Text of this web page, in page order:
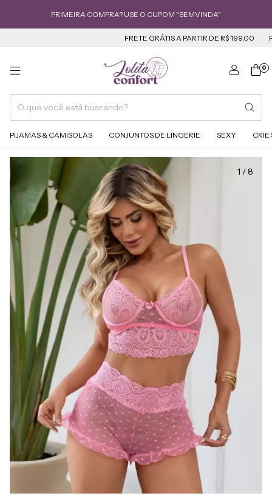
PRIMEIRA COMPRA? USE O CUPOM "BEMVINDA"
FRETE GRÁTIS A PARTIR DE R$ 199,00
0
PIJAMAS & CAMISOLAS CONJUNTOS DE LINGERIE SEXY CRIE
1 /8